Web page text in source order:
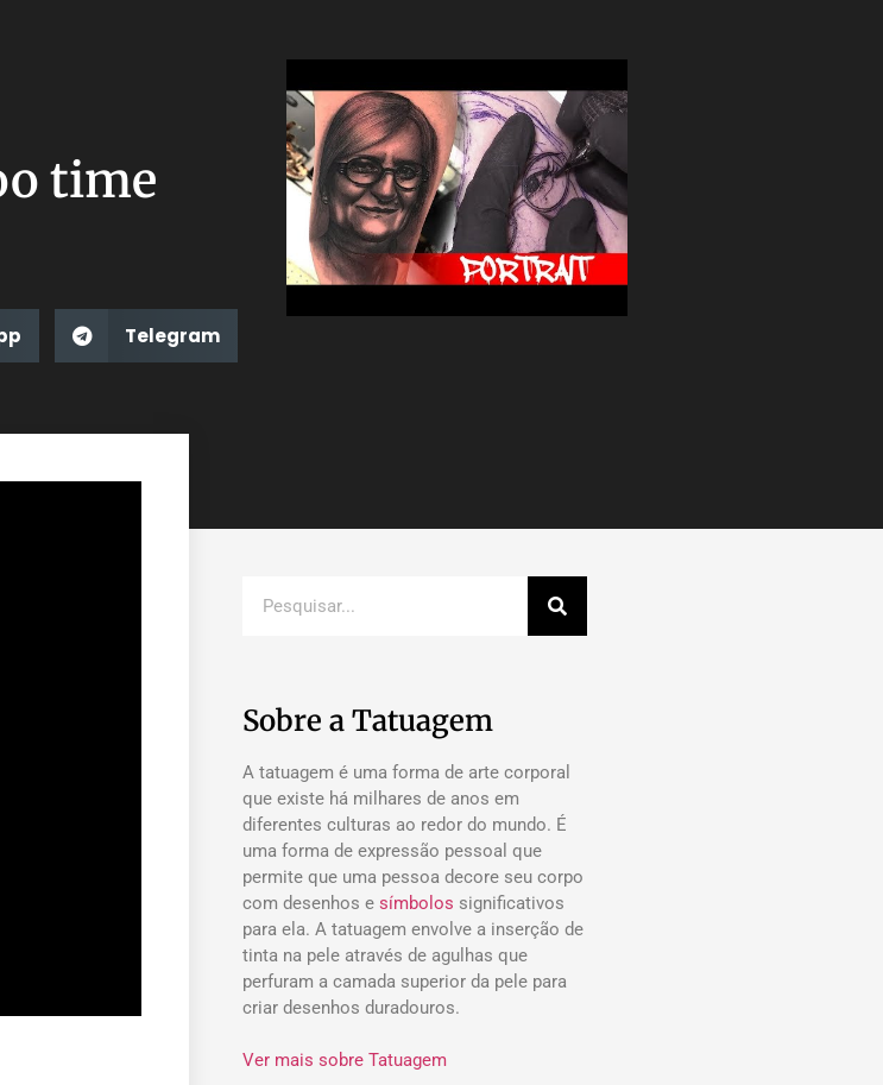
time
Telegram
Sobre a Tatuagem
A tatuagem é uma forma de arte corporal
que existe há milhares de anos em
diferentes culturas ao redor do mundo. É
uma forma de expressão pessoal que
permite que uma pessoa decore seu corpo
com desenhos e símbolos significativos
para ela. A tatuagem envolve a inserção de
tinta na pele através de agulhas que
perfuram a camada superior da pele para
criar desenhos duradouros.
Ver mais sobre Tatuagem